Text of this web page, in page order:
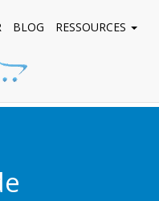
BLOG
RESSOURCES